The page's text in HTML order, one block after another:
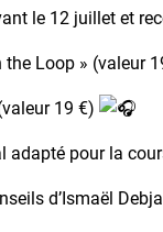
le 12 juillet et
Loop » (valeur
19 €)
adapté pour la
d’Ismaël